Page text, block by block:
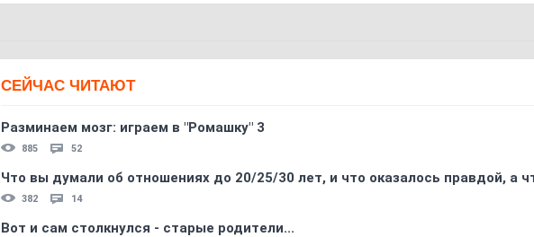
СЕЙЧАС ЧИТАЮТ
Разминаем мозг: играем в "Ромашку" 3
885 52
Что вы думали об отношениях до 20/25/30 лет, и что оказалось правдой, а
382 14
Вот и сам столкнулся - старые родители...